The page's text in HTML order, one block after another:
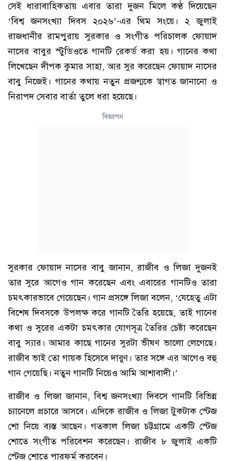
সেই ধারাবাহিকতায় এবার তারা দুজন মিলে কণ্ঠ দিয়েছেন
‘বিশ্ব জনসংখ্যা দিবস ২০২৬’-এর থিম সংয়ে। ২ জুলাই
রাজধানীর রামপুরায় সুরকার ও সংগীত পরিচালক ফোয়াদ
নাসের বাবুর স্টুডিওতে গানটি রেকর্ড করা হয়। গানের কথা
লিখেছেন দীপক কুমার সাহা, আর সুর করেছেন ফোয়াদ নাসের
বাবু নিজেই। গানের কথায় নতুন প্রজন্মকে স্বাগত জানানো ও
নিরাপদ সেবার বার্তা তুলে ধরা হয়েছে।
বিজ্ঞাপন
সুরকার ফোয়াদ নাসের বাবু জানান, রাজীব ও লিজা দুজনই
তার সুরে আগেও গান করেছেন এবং এবারের গানটিও তারা
চমৎকারভাবে গেয়েছেন। গান প্রসঙ্গে লিজা বলেন, ‘যেহেতু এটা
বিশেষ দিবসকে উপলক্ষ করে গানটি তৈরি হয়েছে, তাই গানের
কথা ও সুরের একটা চমৎকার যোগসূত্র তৈরির চেষ্টা করেছেন
বাবু স্যার। আমার কাছে গানের সুরটা ভীষণ ভালো লেগেছে।
রাজীব ভাই তো গায়ক হিসেবে দারুণ। তার সঙ্গে এর আগেও বহু
গান গেয়েছি। নতুন গানটি নিয়েও আমি আশাবাদী।’
রাজীব ও লিজা জানান, বিশ্ব জনসংখ্যা দিবসে গানটি বিভিন্ন
চ্যানেলে প্রচারে আসবে। এদিকে রাজীব ও লিজা টুকটাক স্টেজ
শো নিয়ে ব্যস্ত আছেন। গতকাল লিজা চট্টগ্রামে একটি স্টেজ
শোতে সংগীত পরিবেশন করেছেন। রাজীব ৮ জুলাই একটি
স্টেজ শোতে পারফর্ম করবেন।